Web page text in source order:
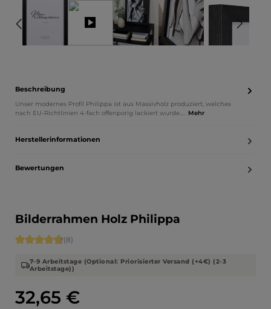
Beschreibung
Unser modernes Profil Philippa ist aus Massivholz produziert, welches
nach EU-Richtlinien 4-fach offenporig lackiert wurde.… Mehr
Herstellerinformationen
Bewertungen
Bilderrahmen Holz Philippa
Regulärer Preis:
32,65 €
Durchschnittliche Bewertung von 4.75 von 5 Sternen
(8)
7-9 Arbeitstage (Optional: Priorisierter Versand (+4€) (2-3
Arbeitstage))